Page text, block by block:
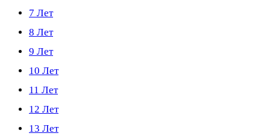
7 Лет
8 Лет
9 Лет
10 Лет
11 Лет
12 Лет
13 Лет